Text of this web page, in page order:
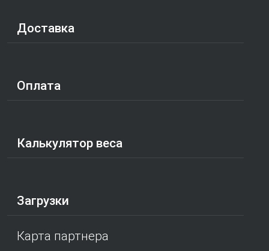
Доставка
Оплата
Калькулятор веса
Загрузки
Карта партнера